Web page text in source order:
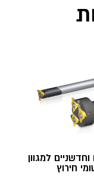
למגוון
חירוץ